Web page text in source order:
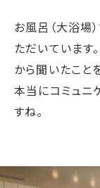
お風呂（大浴場
ただいています
から聞いたこと
本当にコミュニ
すね。